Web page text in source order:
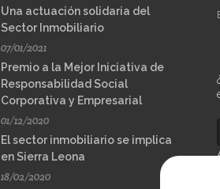
Una actuación solidaria del
Sector Inmobiliario
07/01/2021
Premio a la Mejor Iniciativa de
Responsabilidad Social
Corporativa y Empresarial
01/12/2020
El sector inmobiliario se implica
en Sierra Leona
18/02/2020